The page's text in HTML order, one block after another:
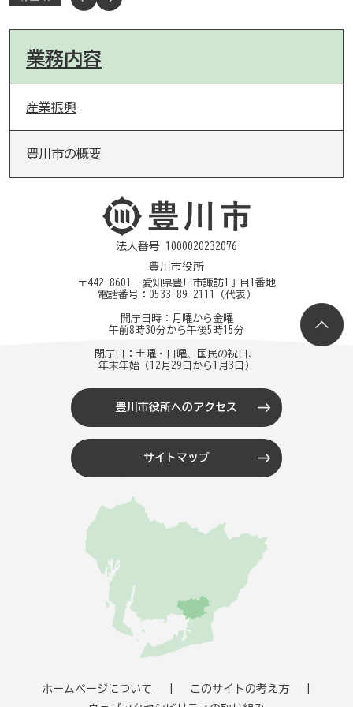
業務内容
産業振興
豊川市の概要
法人番号 1000020232076
豊川市役所
〒442-8601 愛知県豊川市諏訪1丁目1番地
電話番号： 0533-89-2111 （代表）
開庁日時：月曜から金曜
午前8時30分から午後5時15分
閉庁日：土曜・日曜、国民の祝日、
年末年始（12月29日から1月3日）
豊川市役所へのアクセス
サイトマップ
ホームページについて
このサイトの考え方